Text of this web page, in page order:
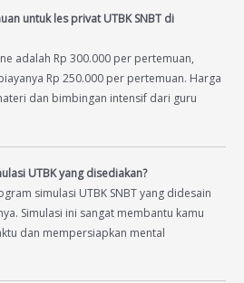
untuk les privat UTBK SNBT di
adalah Rp 300.000 per pertemuan,
Rp 250.000 per pertemuan. Harga
dan bimbingan intensif dari guru
UTBK yang disediakan?
simulasi UTBK SNBT yang didesain
Simulasi ini sangat membantu kamu
dan mempersiapkan mental